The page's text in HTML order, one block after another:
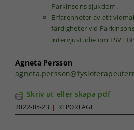
Parkinsons sjukdom.
Erfarenheter av att
färdigheter vid
intervjustudie om LSVT
Agneta Persson
Skriv ut eller skapa pdf
2022-05-23 | REPORTAGE